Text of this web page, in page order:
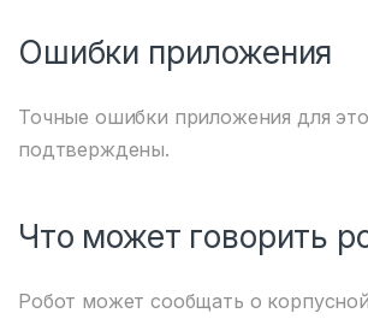
Ошибки приложения
Точные ошибки приложения для
подтверждены.
Что может говорить
Робот может сообщать о корпусной